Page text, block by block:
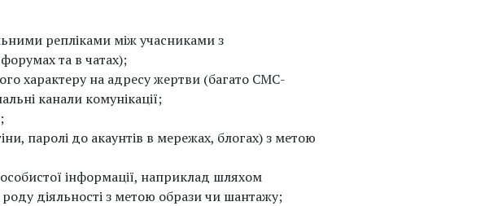
репліками між учасниками з
та в чатах);
характеру на адресу жертви (багато СМС-
канали комунікації;
паролі до акаунтів в мережах, блогах) з метою
інформації, наприклад шляхом
діяльності з метою образи чи шантажу;